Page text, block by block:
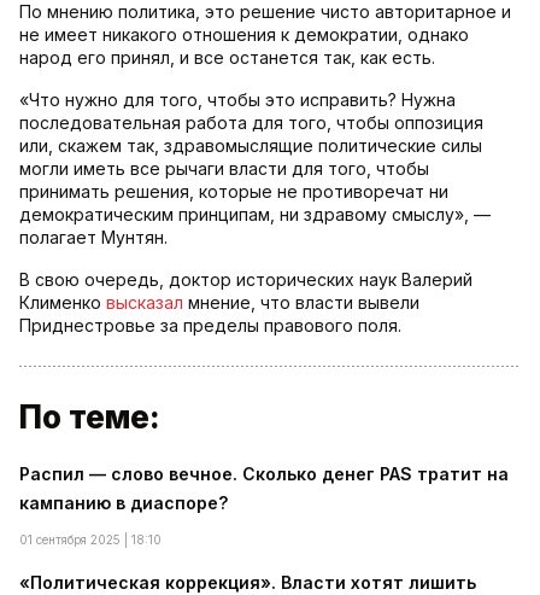
По мнению политика, это решение чисто авторитарное и
не имеет никакого отношения к демократии, однако
народ его принял, и все останется так, как есть.
«Что нужно для того, чтобы это исправить? Нужна
последовательная работа для того, чтобы оппозиция
или, скажем так, здравомыслящие политические силы
могли иметь все рычаги власти для того, чтобы
принимать решения, которые не противоречат ни
демократическим принципам, ни здравому смыслу», —
полагает Мунтян.
В свою очередь, доктор исторических наук Валерий
Клименко высказал мнение, что власти вывели
Приднестровье за пределы правового поля.
По теме:
Распил — слово вечное. Сколько денег PAS тратит на
кампанию в диаспоре?
01 сентября 2025 | 18:10
«Политическая коррекция». Власти хотят лишить